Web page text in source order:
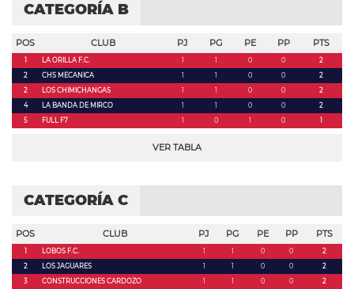
CATEGORÍA B
POS CLUB PJ PG PE PP PTS
1 LA ORILLA F.C. 1 1 0 0
2
2
CHS MECANICA 1 1 0 0
2
2
LOS CHIMICHANGAS 1 1 0 0
2
4
LA BANDA DE MIRCO 1 1 0 0
2
5
FULL F7 1 0 1 0 1
VER TABLA
CATEGORÍA C
POS CLUB PJ PG PE PP PTS
1 LOBOS F.C. 1 1 0 0
2
2
LOS JAGUARES 1 1 0 0
2
3
CONSTRUCCIONES CARDOZO 1 1 0 0
2